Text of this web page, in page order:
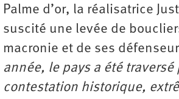
Palme d’or, la réalisatrice
suscité une levée de
macronie et de ses
année, le pays a été traversé
contestation historique,